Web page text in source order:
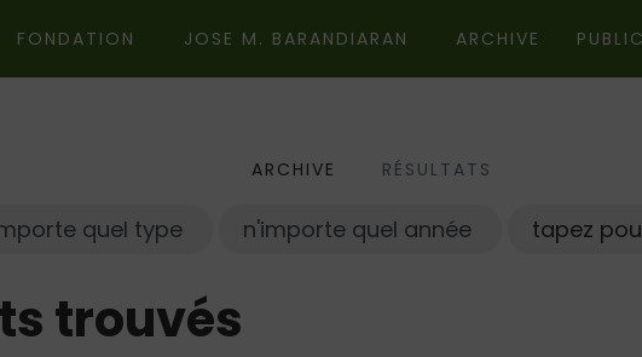
FONDATION JOSE M. BARANDIARAN ARCHIVE
ARCHIVE RÉSULTATS
Sujet
Type
Année Chercher
trouvés